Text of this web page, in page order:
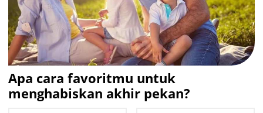
Apa cara favoritmu untuk
menghabiskan akhir pekan?